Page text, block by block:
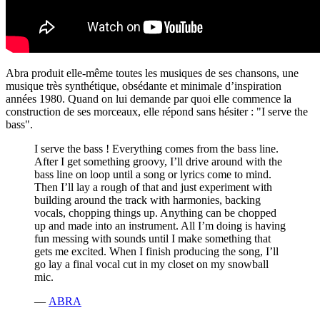
Abra produit elle-même toutes les musiques de ses chansons, une
musique très synthétique, obsédante et minimale d’inspiration
années 1980. Quand on lui demande par quoi elle commence la
construction de ses morceaux, elle répond sans hésiter : "I serve the
bass".
I serve the bass ! Everything comes from the bass line.
After I get something groovy, I’ll drive around with the
bass line on loop until a song or lyrics come to mind.
Then I’ll lay a rough of that and just experiment with
building around the track with harmonies, backing
vocals, chopping things up. Anything can be chopped
up and made into an instrument. All I’m doing is having
fun messing with sounds until I make something that
gets me excited. When I finish producing the song, I’ll
go lay a final vocal cut in my closet on my snowball
mic.
— ABRA